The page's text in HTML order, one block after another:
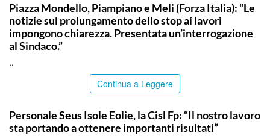
Piazza Mondello, Piampiano e Meli (Forza Italia): “Le
notizie sul prolungamento dello stop ai lavori
impongono chiarezza. Presentata un’interrogazione
al Sindaco.”
..
Continua a Leggere
Personale Seus Isole Eolie, la Cisl Fp: “Il nostro lavoro
sta portando a ottenere importanti risultati”